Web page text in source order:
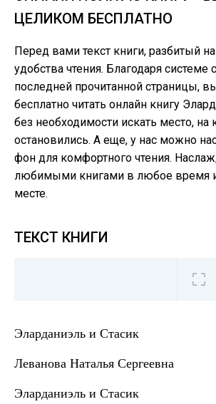
ЦЕЛИКОМ БЕСПЛАТНО
Перед вами текст книги, разбитый
удобства чтения. Благодаря системе
последней прочитанной страницы,
бесплатно читать онлайн книгу
без необходимости искать место, на
остановились. А еще, у нас можно
фон для комфортного чтения.
любимыми книгами в любое время
месте.
ТЕКСТ КНИГИ
Эларданиэль и Стасик
Леванова Наталья Сергеевна
Эларданиэль и Стасик